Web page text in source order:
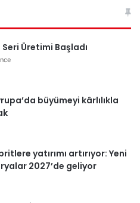
Seri Üretimi Başladı
büyümeyi kârlılıkla
yatırımı artırıyor: Yeni
2027’de geliyor